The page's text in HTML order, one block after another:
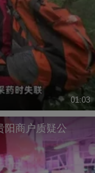
01:03
阳商户质疑公